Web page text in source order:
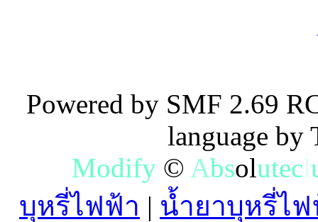
Powered by SMF 2.69
language
Modify © Absolutecl
บุหรี่ไฟฟ้า | น้ำยาบุหรี่ไ